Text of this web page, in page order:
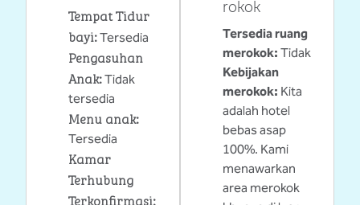
Tempat Tidur
bayi:Tersedia
Pengasuhan
Anak:Tidak
tersedia
Menu anak:
Tersedia
Kamar
Terhubung
Terkonfirmasi:
rokok
Tersedia ruang
merokok: Tidak
Kebijakan
merokok: Kita
adalah hotel
bebas asap
100%. Kami
menawarkan
area merokok